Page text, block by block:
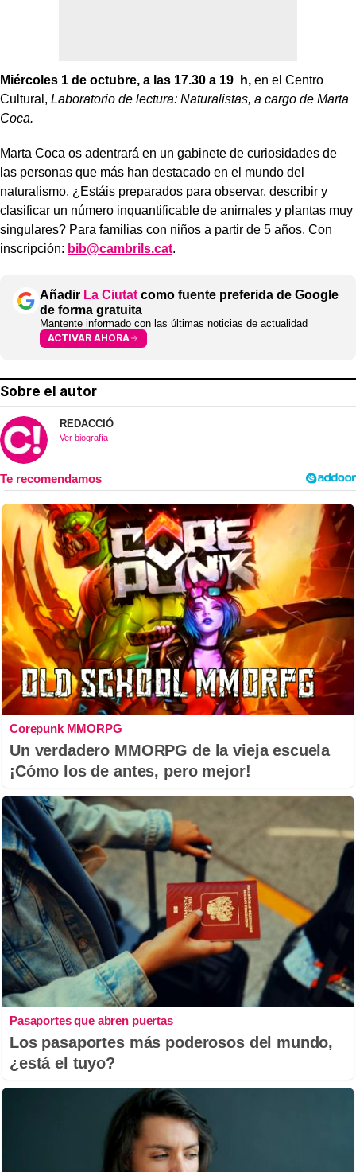
Miércoles 1 de octubre, a las 17.30 a 19 h, en el Centro
Cultural, Laboratorio de lectura: Naturalistas, a cargo de Marta
Coca.
Marta Coca os adentrará en un gabinete de curiosidades de
las personas que más han destacado en el mundo del
naturalismo. ¿Estáis preparados para observar, describir y
clasificar un número inquantificable de animales y plantas muy
singulares? Para familias con niños a partir de 5 años. Con
inscripción: bib@cambrils.cat.
Añadir La Ciutat como fuente preferida de Google
de forma gratuita
Mantente informado con las últimas noticias de actualidad
ACTIVAR AHORA
Sobre el autor
REDACCIÓ
Ver biografía
Corepunk MMORPG
Un verdadero MMORPG de la vieja escuela
¡Cómo los de antes, pero mejor!
Pasaportes que abren puertas
Los pasaportes más poderosos del mundo,
¿está el tuyo?